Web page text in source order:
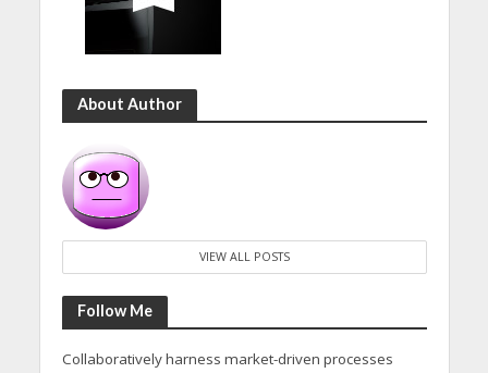
About Author
VIEW ALL POSTS
Follow Me
Collaboratively harness market-driven processes